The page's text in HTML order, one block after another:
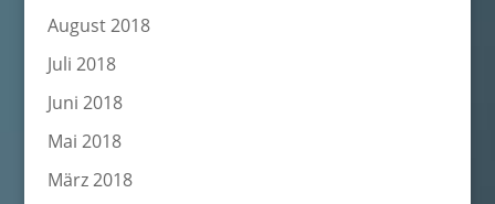
August 2018
Juli 2018
Juni 2018
Mai 2018
März 2018